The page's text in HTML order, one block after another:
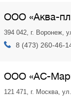
ООО «Аква-
394 042, г. Воронеж,
8 (473) 260-46-
ООО «АС-
121 471, г. Москва,